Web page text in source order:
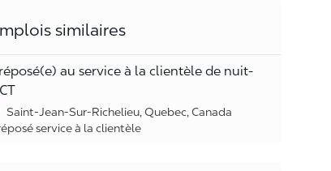
similaires
au service à la clientèle de nuit-
Saint-Jean-Sur-Richelieu, Quebec, Canada
service à la clientèle